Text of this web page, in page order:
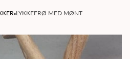
·LYKKEFRØ MED MØNT